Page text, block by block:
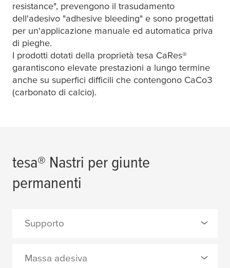
resistance", prevengono il trasudamento
dell'adesivo "adhesive bleeding" e sono progettati
per un'applicazione manuale ed automatica priva
di pieghe.
I prodotti dotati della proprietà tesa CaRes®
garantiscono elevate prestazioni a lungo termine
anche su superfici difficili che contengono CaCo3
(carbonato di calcio).
tesa® Nastri per giunte
permanenti
Supporto
0 Selezionato
Massa adesiva